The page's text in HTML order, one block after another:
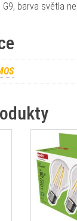
barva světla